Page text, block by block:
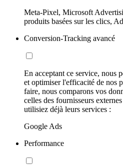
Meta-Pixel, Microsoft
produits basées sur les clics,
Conversion-Tracking avancé
En acceptant ce service, nous
et optimiser l'efficacité de nos
faire, nous comparons vos
celles des fournisseurs
utilisiez déjà leurs services :
Google Ads
Performance